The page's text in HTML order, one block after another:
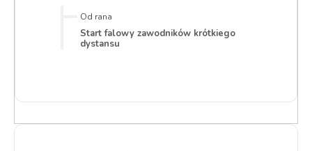
Od rana
Start falowy zawodników krótkiego
dystansu